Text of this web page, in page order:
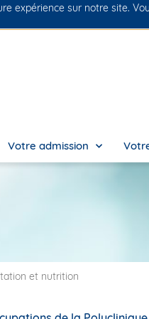
Votre admission
et nutrition
expérience sur notre site.